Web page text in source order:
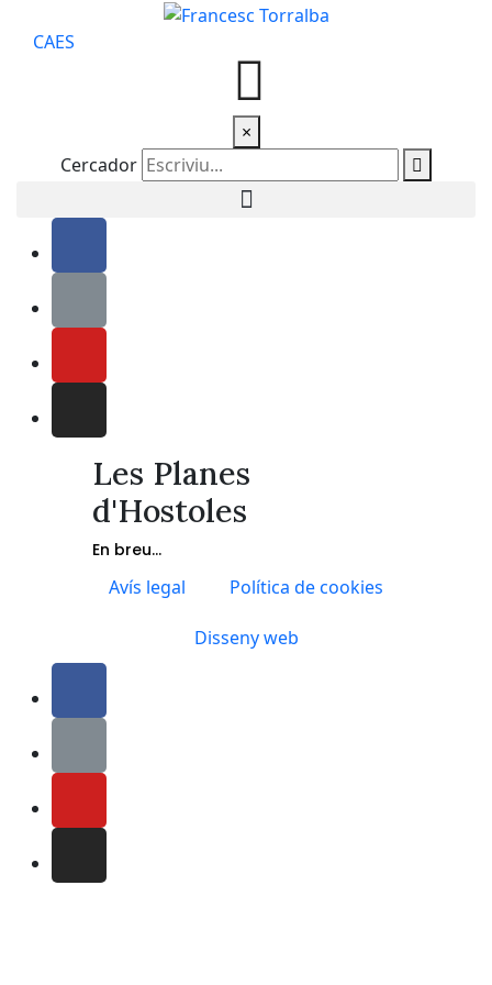
CAES
×
Cercador
Les Planes
d'Hostoles
En breu...
Avís legal Política de cookies
Disseny web